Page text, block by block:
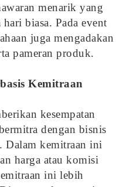
menarik yang
biasa. Pada event
juga mengadakan
pameran produk.
Kemitraan
kesempatan
dengan bisnis
Dalam kemitraan ini
harga atau komisi
ini lebih